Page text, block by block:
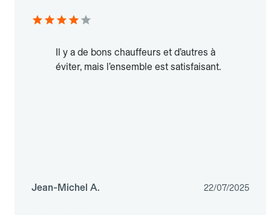
Il y a de bons chauffeurs et d’autres à
éviter, mais l’ensemble est satisfaisant.
Jean-Michel A. 22/07/2025